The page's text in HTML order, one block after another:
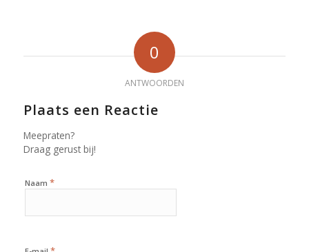
0
ANTWOORDEN
Plaats een Reactie
Meepraten?
Draag gerust bij!
Naam *